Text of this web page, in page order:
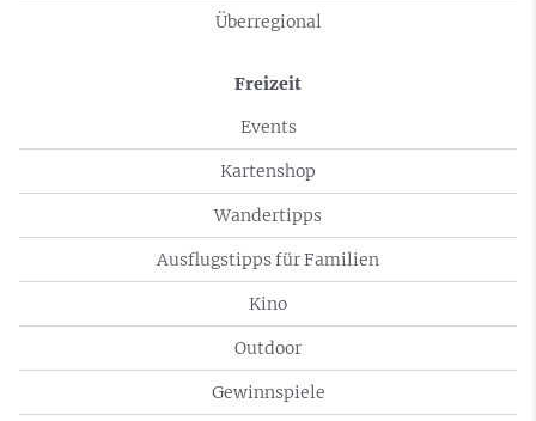
Überregional
Freizeit
Events
Kartenshop
Wandertipps
Ausflugstipps für Familien
Kino
Outdoor
Gewinnspiele